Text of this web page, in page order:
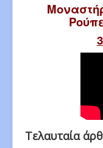
Τελαυταία